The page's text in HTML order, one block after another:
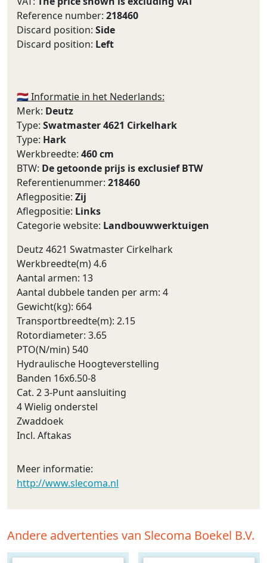
Reference number: 218460
Discard position: Side
Discard position: Left
🇳🇱 Informatie in het Nederlands:
Merk: Deutz
Type: Swatmaster 4621 Cirkelhark
Type: Hark
Werkbreedte: 460 cm
BTW: De getoonde prijs is exclusief BTW
Referentienummer: 218460
Aflegpositie: Zij
Aflegpositie: Links
Categorie website: Landbouwwerktuigen
Deutz 4621 Swatmaster Cirkelhark
Werkbreedte(m) 4.6
Aantal armen: 13
Aantal dubbele tanden per arm: 4
Gewicht(kg): 664
Transportbreedte(m): 2.15
Rotordiameter: 3.65
PTO(N/min) 540
Hydraulische Hoogteverstelling
Banden 16x6.50-8
Cat. 2 3-Punt aansluiting
4 Wielig onderstel
Zwaddoek
Incl. Aftakas
Meer informatie:
http://www.slecoma.nl
Andere advertenties van Slecoma Boekel B.V.